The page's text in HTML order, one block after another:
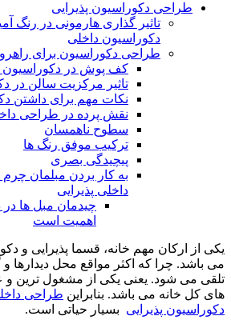
طراحی دکوراسیون پذیرایی
تاثیر گذاری هارمونی در رنگ
دکوراسیون داخلی
طراحی دکوراسیون برای راهرو
کف پوش در دکوراسیون
تاثیر مرکزیت سالن در
نکات مهم برای داشتن
نقش پرده در طراحی
سطوح ناهمسان
ترکیب موفق رنگ ها
پیچیدگی بصری
به کار بردن مبلمان
داخلی پذیرایی
چیدمان مبل ها در
اهمیت است
یکی از ارکان مهم خانه، قسما پذیرایی و
می باشد. چرا که اکثر مواقع محل دیدارها
تلقی می شود. یعنی یکی از مشغول ترین
های کل خانه می باشد. بنابراین طراحی
دکوراسیون پذیرایی بسیار حیاتی است.